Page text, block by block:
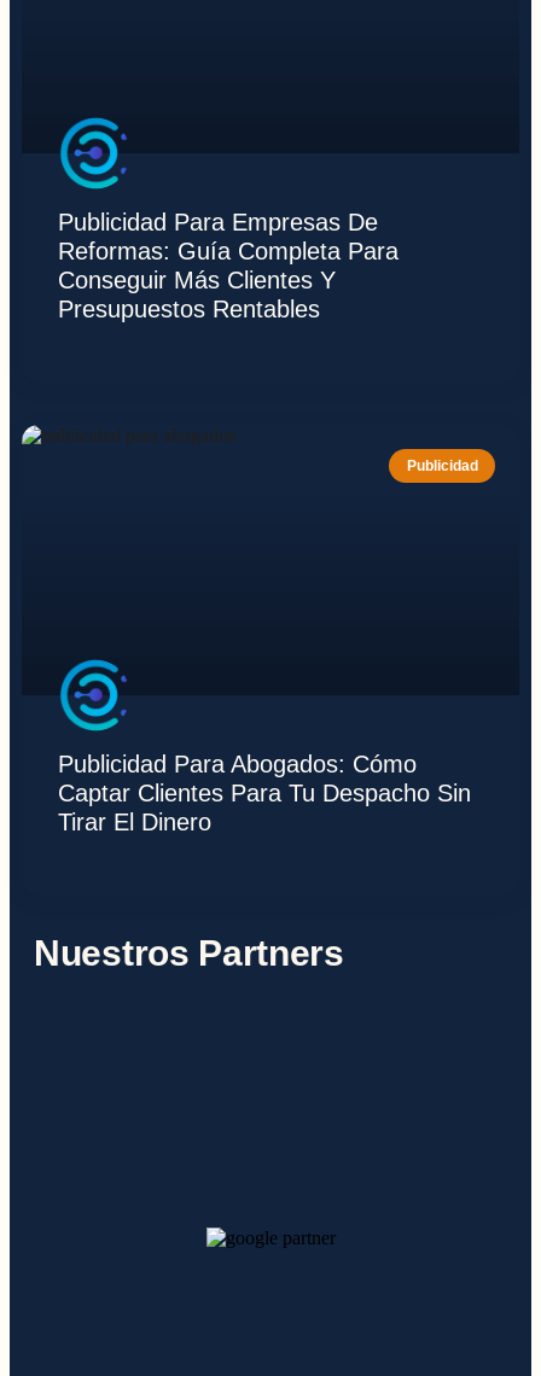
Publicidad Para Empresas De
Reformas: Guía Completa Para
Conseguir Más Clientes Y
Presupuestos Rentables
Publicidad
Publicidad Para Abogados: Cómo
Captar Clientes Para Tu Despacho Sin
Tirar El Dinero
Nuestros Partners